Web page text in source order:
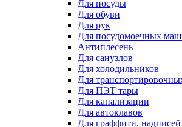
Для посуды
Для обуви
Для рук
Для посудомоечных
Антиплесень
Для санузлов
Для холодильников
Для
Для ПЭТ тары
Для канализации
Для автоклавов
Для граффити, надписей